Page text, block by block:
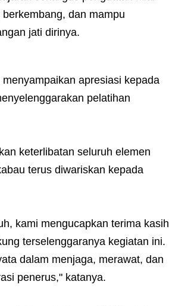
dan mampu
jati dirinya.
apresiasi kepada
pelatihan
keterlibatan seluruh elemen
terus diwariskan kepada
kami mengucapkan terima kasih
terselenggaranya kegiatan ini.
dalam menjaga, merawat, dan
penerus," katanya.